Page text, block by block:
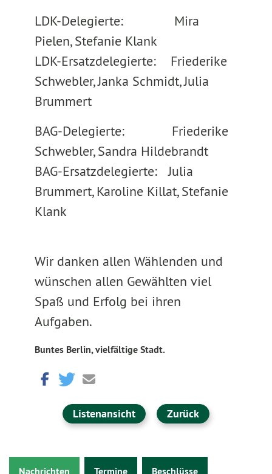
LDK-Delegierte: Mira
Pielen, Stefanie Klank
LDK-Ersatzdelegierte: Friederike
Schwebler, Janka Schmidt, Julia
Brummert
BAG-Delegierte: Friederike
Schwebler, Sandra Hildebrandt
BAG-Ersatzdelegierte: Julia
Brummert, Karoline Killat, Stefanie
Klank
Wir danken allen Wählenden und
wünschen allen Gewählten viel
Spaß und Erfolg bei ihren
Aufgaben.
Buntes Berlin, vielfältige Stadt.
Listenansicht Zurück
Nachrichten Termine Beschlüsse